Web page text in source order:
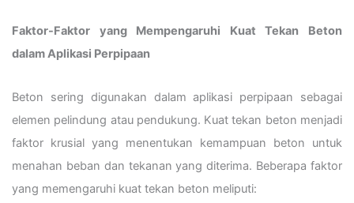
Faktor-Faktor yang Mempengaruhi Kuat Tekan Beton
dalam Aplikasi Perpipaan
Beton sering digunakan dalam aplikasi perpipaan sebagai
elemen pelindung atau pendukung. Kuat tekan beton menjadi
faktor krusial yang menentukan kemampuan beton untuk
menahan beban dan tekanan yang diterima. Beberapa faktor
yang memengaruhi kuat tekan beton meliputi: